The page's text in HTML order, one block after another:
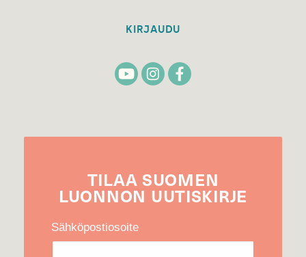
KIRJAUDU
TILAA SUOMEN
LUONNON UUTIS­KIRJE
Sähköpostiosoite